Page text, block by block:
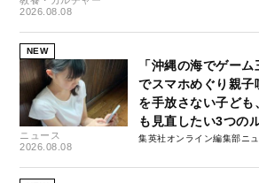
2026.08.08
NEW
ニュース
2026.08.08
「沖縄の海でゲー
でスマホめぐり親
を手放さない子ど
も見直したい3つの
集英社オンライン編集部ニ